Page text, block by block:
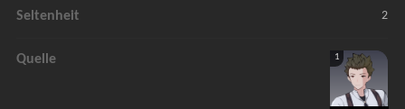
Seltenheit 2
Quelle 1